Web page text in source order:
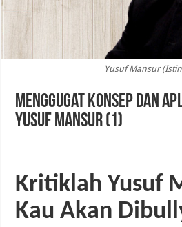
Yusuf Mansur
Menggugat Konsep dan
Yusuf Mansur (1)
Kritiklah Yusuf
Kau Akan